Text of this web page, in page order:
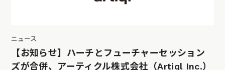
ニュース
【お知らせ】ハーチとフューチャーセッション
ズが合併、アーティクル株式会社（Artiql Inc.）